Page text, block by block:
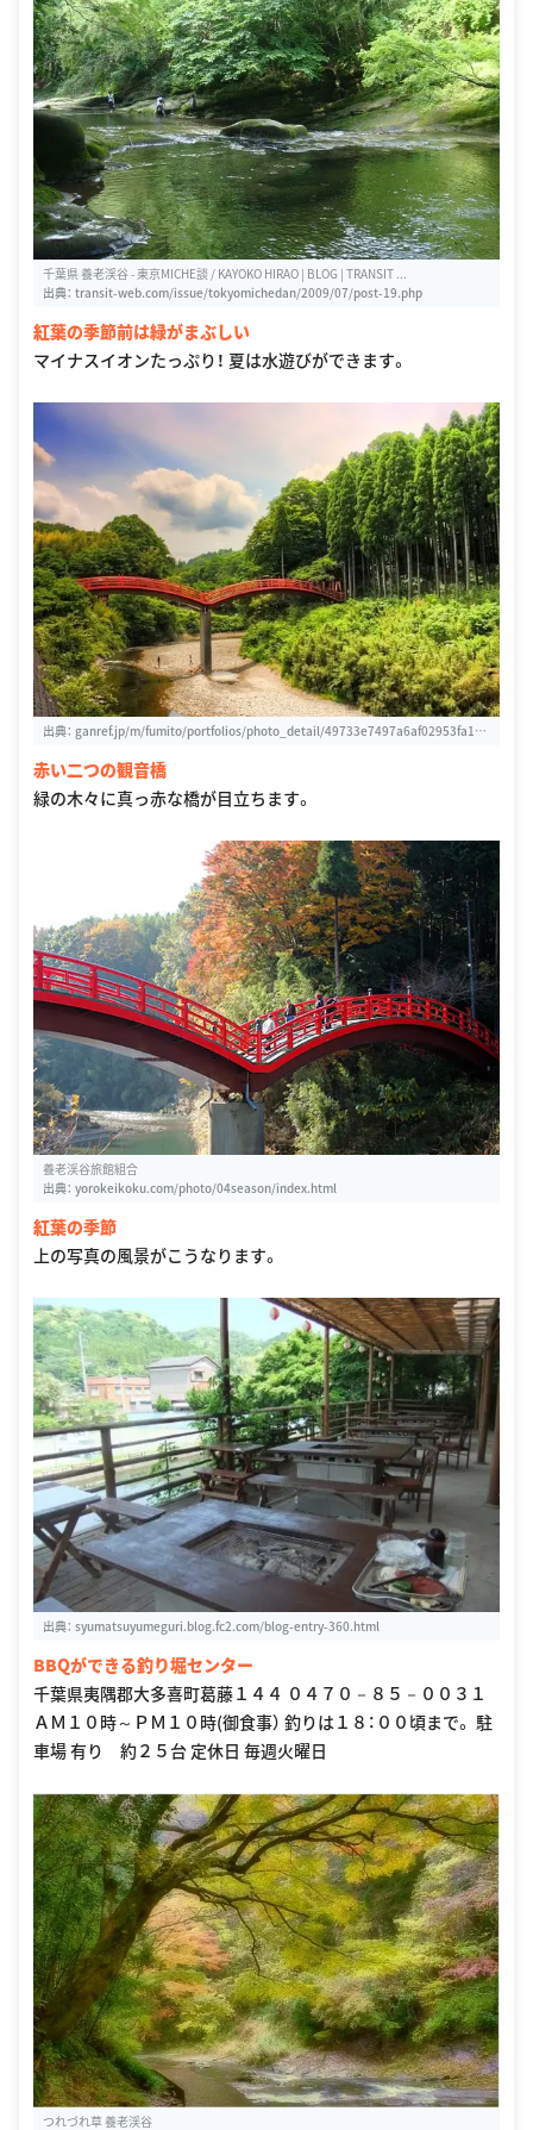
千葉県 養老渓谷 - 東京MICHE談 / KAYOKO HIRAO | BLOG | TRANSIT ...
出典： transit-web.com/issue/tokyomichedan/2009/07/post-19.php
紅葉の季節前は緑がまぶしい
マイナスイオンたっぷり！ 夏は水遊びができます。
出典： ganref.jp/m/fumito/portfolios/photo_detail/49733e7497a6af02953fa1c4
赤い二つの観音橋
緑の木々に真っ赤な橋が目立ちます。
養老渓谷旅館組合
出典： yorokeikoku.com/photo/04season/index.html
紅葉の季節
上の写真の風景がこうなります。
出典： syumatsuyumeguri.blog.fc2.com/blog-entry-360.html
BBQができる釣り堀センター
千葉県夷隅郡大多喜町葛藤１４４ ０４７０－８５－００３１
ＡＭ１０時～ＰＭ１０時(御食事） 釣りは１８：００頃まで。 駐
車場 有り 約２５台 定休日 毎週火曜日
つれづれ草 養老渓谷